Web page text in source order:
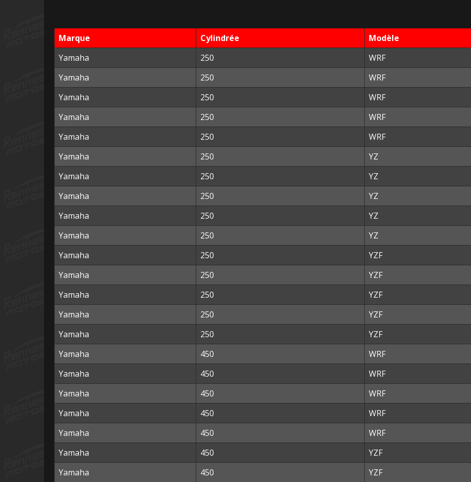
Marque Cylindrée Modèle
Yamaha
250 WRF
Yamaha
250 WRF
Yamaha
250 WRF
Yamaha
250 WRF
Yamaha
250 WRF
Yamaha
250 YZ
Yamaha
250 YZ
Yamaha
250 YZ
Yamaha
250 YZ
Yamaha
250 YZ
Yamaha
250 YZF
Yamaha
250 YZF
Yamaha
250 YZF
Yamaha
250 YZF
Yamaha
250 YZF
Yamaha
450 WRF
Yamaha
450 WRF
Yamaha
450 WRF
Yamaha
450 WRF
Yamaha
450 WRF
Yamaha
450 YZF
Yamaha
450 YZF